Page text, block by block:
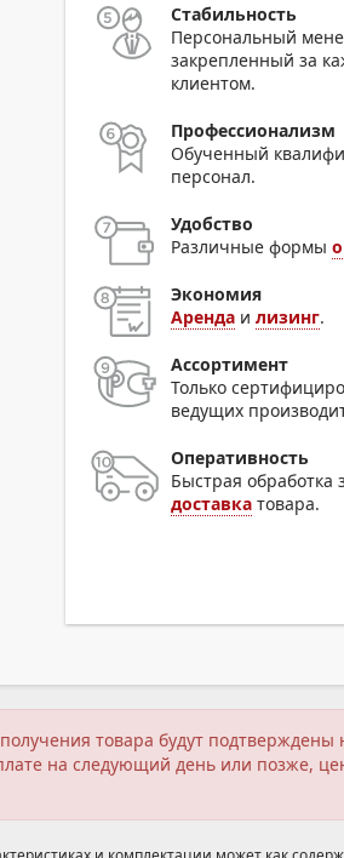
Стабильность
Персональный
закрепленный за
клиентом.
Профессионализм
Обученный
персонал.
Удобство
Различные формы
Экономия
Аренда илизинг.
Ассортимент
Только
ведущих
Оперативность
Быстрая обработка
доставка товара.
товара будут
на следующий день или позже,